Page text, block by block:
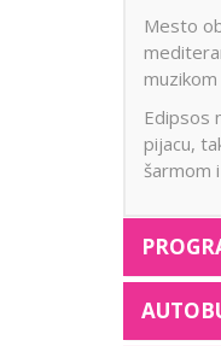
Mesto
Edipsos
pijacu,
šarmom